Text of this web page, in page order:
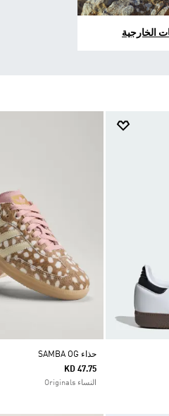
الخارجية
حذاء SAMBA OG
KD 47.75
النساء Originals